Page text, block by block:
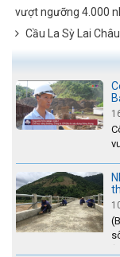
vượt ngưỡng 4.000
Cầu La Sỳ Lai Châu